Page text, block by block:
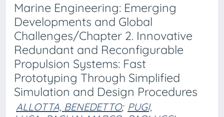
Marine Engineering: Emerging
Developments and Global
Challenges/Chapter 2. Innovative
Redundant and Reconfigurable
Propulsion Systems: Fast
Prototyping Through Simplified
Simulation and Design Procedures
ALLOTTA, BENEDETTO; PUGI,